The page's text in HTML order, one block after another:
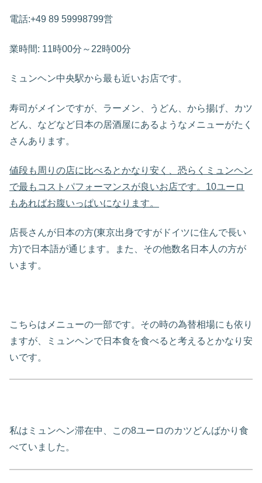
電話:+49 89 59998799営
業時間: 11時00分～22時00分
ミュンヘン中央駅から最も近いお店です。
寿司がメインですが、ラーメン、うどん、から揚げ、カツ
どん、などなど日本の居酒屋にあるようなメニューがたく
さんあります。
値段も周りの店に比べるとかなり安く、恐らくミュンヘン
で最もコストパフォーマンスが良いお店です。10ユーロ
もあればお腹いっぱいになります。
店長さんが日本の方(東京出身ですがドイツに住んで長い
方)で日本語が通じます。また、その他数名日本人の方が
います。
こちらはメニューの一部です。その時の為替相場にも依り
ますが、ミュンヘンで日本食を食べると考えるとかなり安
いです。
私はミュンヘン滞在中、この8ユーロのカツどんばかり食
べていました。